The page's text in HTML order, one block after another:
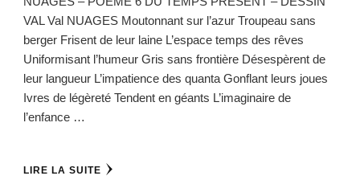
VAL Val NUAGES Moutonnant sur l’azur Troupeau sans
berger Frisent de leur laine L’espace temps des rêves
Uniformisant l’humeur Gris sans frontière Désespèrent de
leur langueur L’impatience des quanta Gonflant leurs joues
Ivres de légèreté Tendent en géants L’imaginaire de
l’enfance …
LIRE LA SUITE